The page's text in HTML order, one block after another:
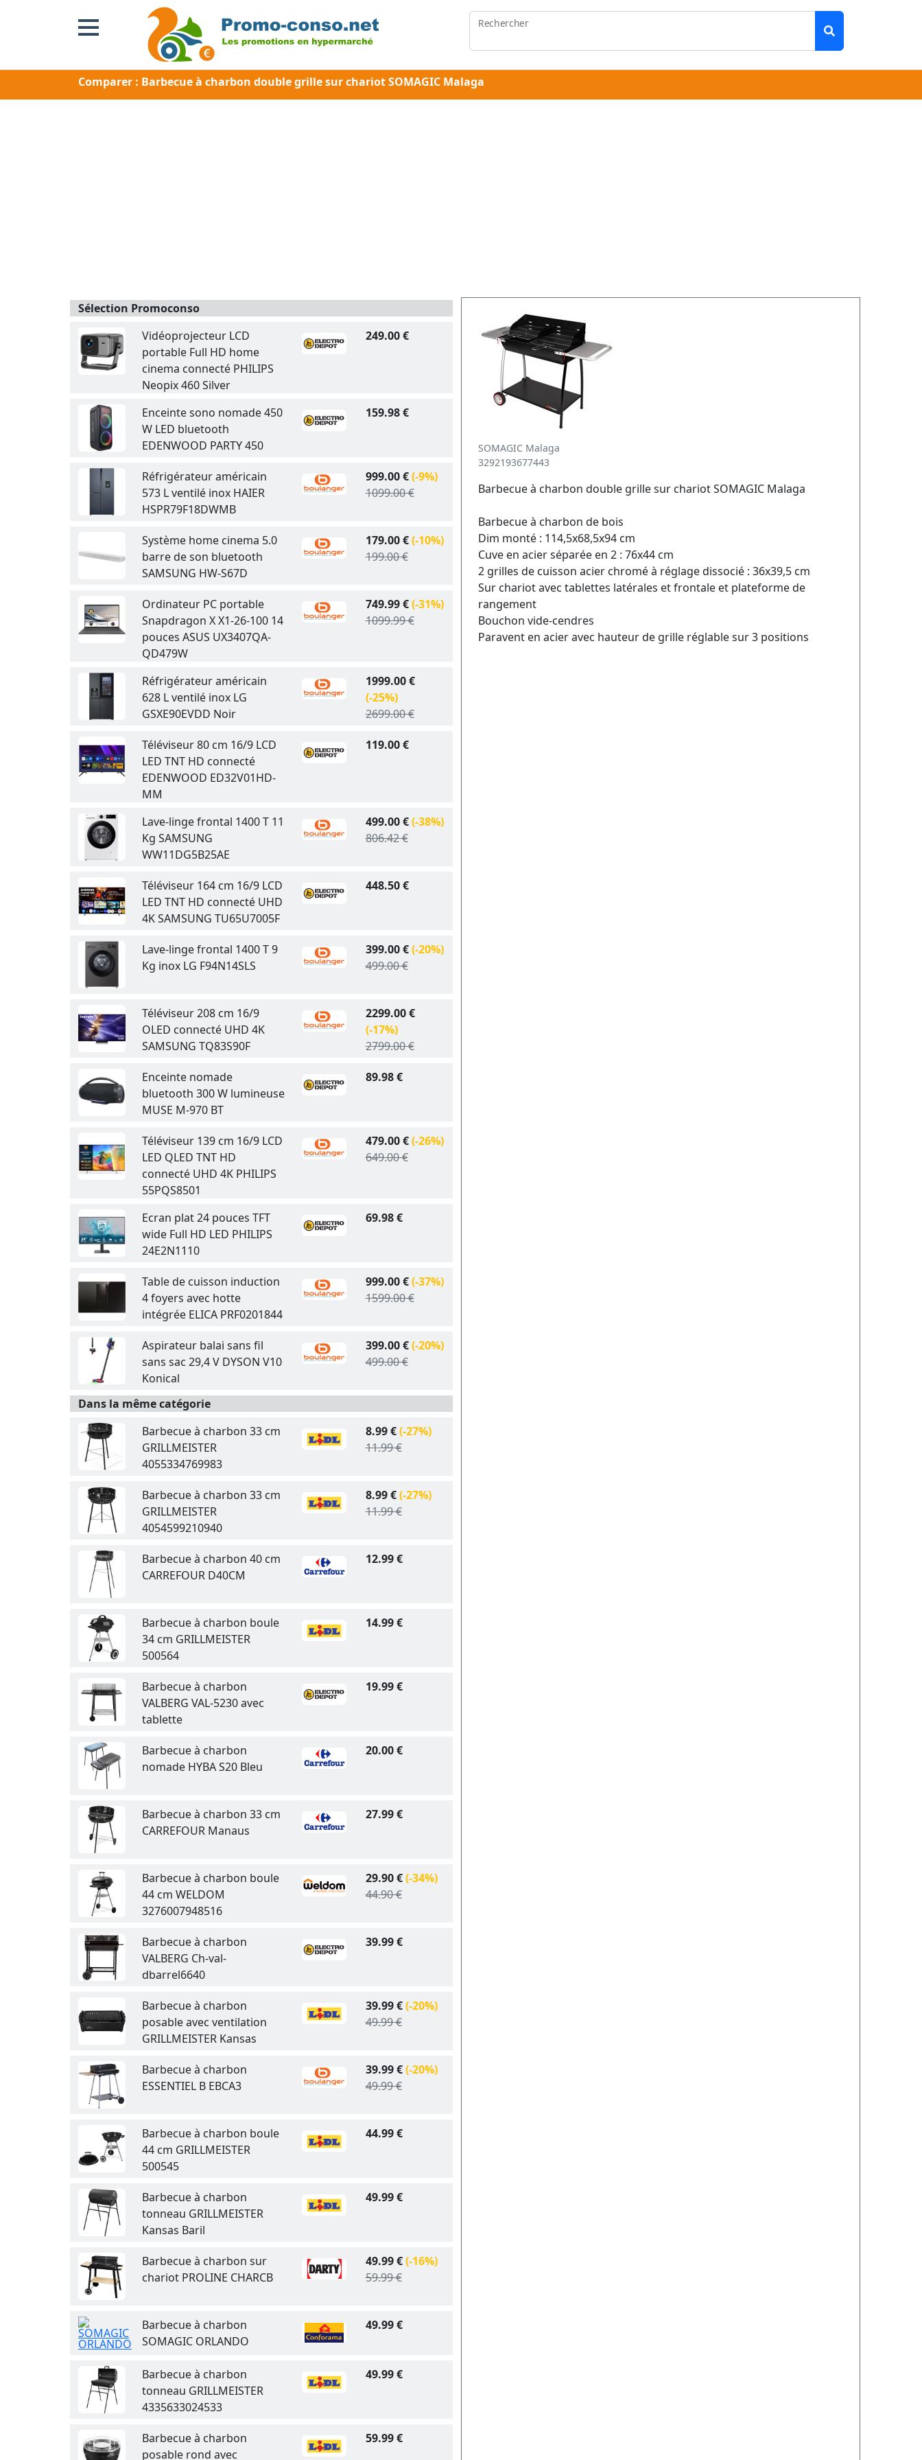
Rechercher
Comparer : Barbecue à charbon double grille sur chariot SOMAGIC Malaga
Sélection Promoconso
Vidéoprojecteur LCD
portable Full HD home
cinema connecté PHILIPS
Neopix 460 Silver
249.00 €
Enceinte sono nomade 450
W LED bluetooth
EDENWOOD PARTY 450
159.98 €
Réfrigérateur américain
573 L ventilé inox HAIER
HSPR79F18DWMB
999.00 €(-9%)
1099.00 €
Système home cinema 5.0
barre de son bluetooth
SAMSUNG HW-S67D
179.00 €(-10%)
199.00 €
Ordinateur PC portable
Snapdragon X X1-26-100 14
pouces ASUS UX3407QA-
QD479W
749.99 €(-31%)
1099.99 €
Réfrigérateur américain
628 L ventilé inox LG
GSXE90EVDD Noir
1999.00 €
(-25%)
2699.00 €
Téléviseur 80 cm 16/9 LCD
LED TNT HD connecté
EDENWOOD ED32V01HD-
MM
119.00 €
Lave-linge frontal 1400 T 11
Kg SAMSUNG
WW11DG5B25AE
499.00 €(-38%)
806.42 €
Téléviseur 164 cm 16/9 LCD
LED TNT HD connecté UHD
4K SAMSUNG TU65U7005F
448.50 €
Lave-linge frontal 1400 T 9
Kg inox LG F94N14SLS
399.00 €(-20%)
499.00 €
Téléviseur 208 cm 16/9
OLED connecté UHD 4K
SAMSUNG TQ83S90F
2299.00 €
(-17%)
2799.00 €
Enceinte nomade
bluetooth 300 W lumineuse
MUSE M-970 BT
89.98 €
Téléviseur 139 cm 16/9 LCD
LED QLED TNT HD
connecté UHD 4K PHILIPS
55PQS8501
479.00 €(-26%)
649.00 €
Ecran plat 24 pouces TFT
wide Full HD LED PHILIPS
24E2N1110
69.98 €
Table de cuisson induction
4 foyers avec hotte
intégrée ELICA PRF0201844
999.00 €(-37%)
1599.00 €
Aspirateur balai sans fil
sans sac 29,4 V DYSON V10
Konical
399.00 €(-20%)
499.00 €
Dans la même catégorie
Barbecue à charbon 33 cm
GRILLMEISTER
4055334769983
8.99 €(-27%)
11.99 €
Barbecue à charbon 33 cm
GRILLMEISTER
4054599210940
8.99 €(-27%)
11.99 €
Barbecue à charbon 40 cm
CARREFOUR D40CM
12.99 €
Barbecue à charbon boule
34 cm GRILLMEISTER
500564
14.99 €
Barbecue à charbon
VALBERG VAL-5230 avec
tablette
19.99 €
Barbecue à charbon
nomade HYBA S20 Bleu
20.00 €
Barbecue à charbon 33 cm
CARREFOUR Manaus
27.99 €
Barbecue à charbon boule
44 cm WELDOM
3276007948516
29.90 €(-34%)
44.90 €
Barbecue à charbon
VALBERG Ch-val-
dbarrel6640
39.99 €
Barbecue à charbon
posable avec ventilation
GRILLMEISTER Kansas
39.99 €(-20%)
49.99 €
Barbecue à charbon
ESSENTIEL B EBCA3
39.99 €(-20%)
49.99 €
Barbecue à charbon boule
44 cm GRILLMEISTER
500545
44.99 €
Barbecue à charbon
tonneau GRILLMEISTER
Kansas Baril
49.99 €
Barbecue à charbon sur
chariot PROLINE CHARCB
49.99 €(-16%)
59.99 €
Barbecue à charbon
SOMAGIC ORLANDO
49.99 €
Barbecue à charbon
tonneau GRILLMEISTER
4335633024533
49.99 €
Barbecue à charbon
posable rond avec
59.99 €
SOMAGIC Malaga
3292193677443
Barbecue à charbon double grille sur chariot SOMAGIC Malaga
Barbecue à charbon de bois
Dim monté : 114,5x68,5x94 cm
Cuve en acier séparée en 2 : 76x44 cm
2 grilles de cuisson acier chromé à réglage dissocié : 36x39,5 cm
Sur chariot avec tablettes latérales et frontale et plateforme de
rangement
Bouchon vide-cendres
Paravent en acier avec hauteur de grille réglable sur 3 positions